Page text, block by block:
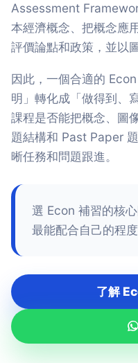
Assessment
本經濟概念、把概念應
評價論點和政策，並以
因此，一個合適的
明」轉化成「做得到、
課程是否能把概念、圖
題結構和 Past Paper
晰任務和問題跟進。
選 Econ 補習的核
最能配合自己的程
了解